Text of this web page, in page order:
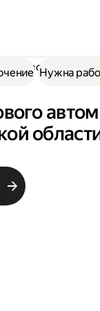
Нужна